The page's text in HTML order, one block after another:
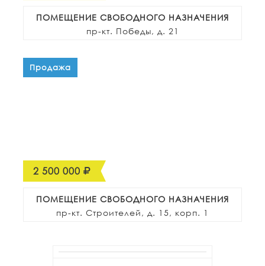
ПОМЕЩЕНИЕ СВОБОДНОГО НАЗНАЧЕНИЯ
пр-кт. Победы, д. 21
Продажа
2 500 000
ПОМЕЩЕНИЕ СВОБОДНОГО НАЗНАЧЕНИЯ
пр-кт. Строителей, д. 15, корп. 1